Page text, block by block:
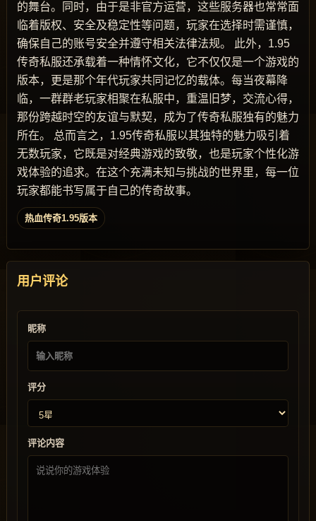
的舞台。同时，由于是非官方运营，这些服务器也常常面
临着版权、安全及稳定性等问题，玩家在选择时需谨慎，
确保自己的账号安全并遵守相关法律法规。 此外，1.95
传奇私服还承载着一种情怀文化，它不仅仅是一个游戏的
版本，更是那个年代玩家共同记忆的载体。每当夜幕降
临，一群群老玩家相聚在私服中，重温旧梦，交流心得，
那份跨越时空的友谊与默契，成为了传奇私服独有的魅力
所在。 总而言之，1.95传奇私服以其独特的魅力吸引着
无数玩家，它既是对经典游戏的致敬，也是玩家个性化游
戏体验的追求。在这个充满未知与挑战的世界里，每一位
玩家都能书写属于自己的传奇故事。
热血传奇1.95版本
用户评论
昵称
评分
评论内容